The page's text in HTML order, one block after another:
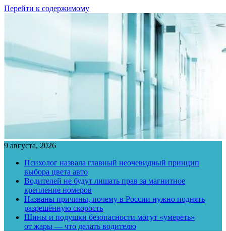
Перейти к содержимому
9 августа, 2026
Психолог назвала главный неочевидный принцип
выбора цвета авто
Водителей не будут лишать прав за магнитное
крепление номеров
Названы причины, почему в России нужно поднять
разрешённую скорость
Шины и подушки безопасности могут «умереть»
от жары — что делать водителю